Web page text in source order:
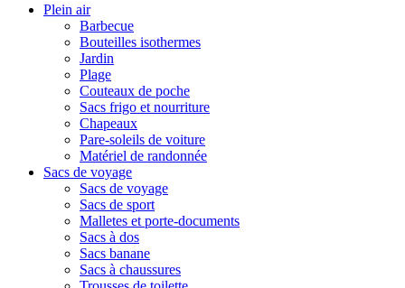
Plein air
Barbecue
Bouteilles isothermes
Jardin
Plage
Couteaux de poche
Sacs frigo et nourriture
Chapeaux
Pare-soleils de voiture
Matériel de randonnée
Sacs de voyage
Sacs de voyage
Sacs de sport
Malletes et porte-documents
Sacs à dos
Sacs banane
Sacs à chaussures